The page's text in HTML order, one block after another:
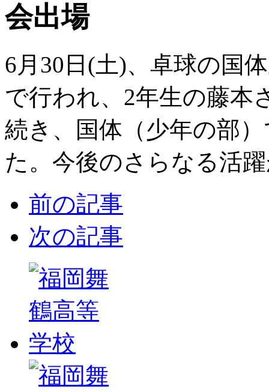
会出場
6月30日(土)、卓球の国
で行われ、2年生の藤本
続き、国体（少年の部
た。今後のさらなる活
前の記事
次の記事